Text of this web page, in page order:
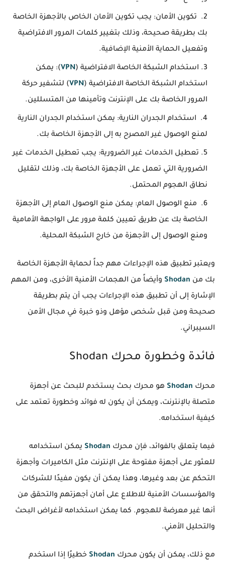
تكوين الأمان: يجب تكوين الأمان الخاص بالأجهزة الخاصة
بك بطريقة صحيحة، وذلك بتغيير كلمات المرور الافتراضية
وتفعيل الحماية الأمنية الإضافية.
استخدام الشبكة الخاصة الافتراضية (VPN): يمكن
استخدام الشبكة الخاصة الافتراضية (VPN) لتشفير حركة
المرور الخاصة بك على الإنترنت وتأمينها من المتسللين.
استخدام الجدران النارية: يمكن استخدام الجدران النارية
لمنع الوصول غير المصرح به إلى الأجهزة الخاصة بك.
تعطيل الخدمات غير الضرورية: يجب تعطيل الخدمات غير
الضرورية التي تعمل على الأجهزة الخاصة بك، وذلك لتقليل
نطاق الهجوم المحتمل.
منع الوصول العام: يمكن منع الوصول العام إلى الأجهزة
الخاصة بك عن طريق تعيين كلمة مرور على الواجهة الأمامية
ومنع الوصول إلى الأجهزة من خارج الشبكة المحلية.
ويعتبر تطبيق هذه الإجراءات مهم جداً لحماية الأجهزة الخاصة
بك من Shodan وأيضاً من الهجمات الأمنية الأخرى، ومن المهم
الإشارة إلى أن تطبيق هذه الإجراءات يجب أن يتم بطريقة
صحيحة ومن قبل شخص مؤهل وذو خبرة في مجال الأمن
السيبراني.
فائدة وخطورة محرك Shodan
محرك Shodan هو محرك بحث يستخدم للبحث عن أجهزة
متصلة بالإنترنت، ويمكن أن يكون له فوائد وخطورة تعتمد على
كيفية استخدامه.
فيما يتعلق بالفوائد، فإن محرك Shodan يمكن استخدامه
للعثور على أجهزة مفتوحة على الإنترنت مثل الكاميرات وأجهزة
التحكم عن بعد وغيرها، وهذا يمكن أن يكون مفيدًا للشركات
والمؤسسات الأمنية للاطلاع على أمان أجهزتهم والتحقق من
أنها غير معرضة للهجوم. كما يمكن استخدامه لأغراض البحث
والتحليل الأمني.
مع ذلك، يمكن أن يكون محرك Shodan خطيرًا إذا استخدم